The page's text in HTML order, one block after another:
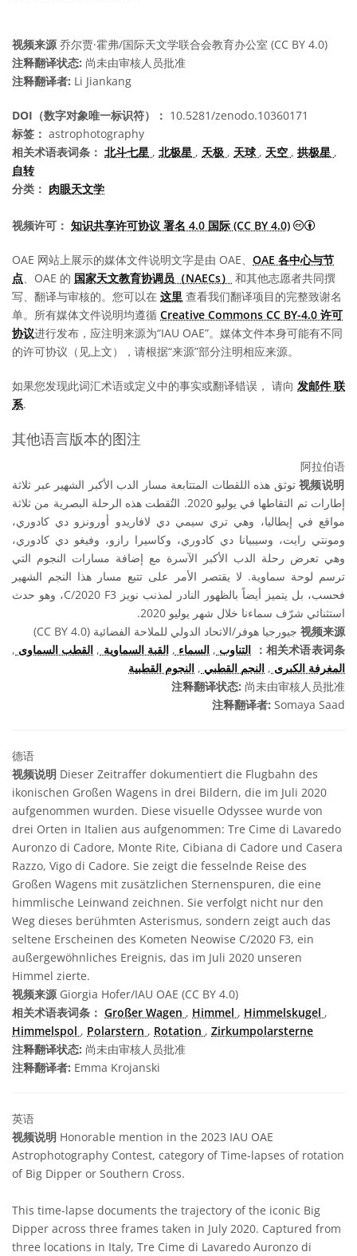
视频来源 乔尔贾·霍弗/国际天文学联合会教育办公室 (CC BY 4.0)
注释翻译状态: 尚未由审核人员批准
注释翻译者: Li Jiankang
DOI（数字对象唯一标识符）： 10.5281/zenodo.10360171
标签： astrophotography
相关术语表词条： 北斗七星 , 北极星 , 天极 , 天球 , 天空 , 拱极星 ,
自转
分类： 肉眼天文学
视频许可： 知识共享许可协议 署名 4.0 国际 (CC BY 4.0) 知识共
OAE 网站上展示的媒体文件说明文字是由 OAE、 OAE 各中心与节
点 、OAE 的 国家天文教育协调员（NAECs）
和其他志愿者共同撰
写、翻译与审核的。您可以在 这里 查看我们翻译项目的完整致谢名
单。所有媒体文件说明均遵循 Creative Commons CC BY-4.0 许可
协议进行发布，应注明来源为“IAU OAE”。媒体文件本身可能有不同
的许可协议（见上文），请根据“来源”部分注明相应来源。
如果您发现此词汇术语或定义中的事实或翻译错误， 请向 发邮件 联
系.
其他语言版本的图注
阿拉伯语
视频说明 توثق هذه اللقطات المتتابعة مسار الدب الأكبر الشهير عبر ثلاثة
إطارات تم التقاطها في يوليو 2020. التُقطت هذه الرحلة البصرية من ثلاثة
مواقع في إيطاليا، وهي تري سيمي دي لافاريدو أورونزو دي كادوري،
ومونتي رايت، وسيبيانا دي كادوري، وكاسيرا رازو، وفيغو دي كادوري،
وهي تعرض رحلة الدب الأكبر الآسرة مع إضافة مسارات النجوم التي
ترسم لوحة سماوية. لا يقتصر الأمر على تتبع مسار هذا النجم الشهير
فحسب، بل يتميز أيضاً بالظهور النادر لمذنب نويز C/2020 F3، وهو حدث
استثنائي شرّف سماءنا خلال شهر يوليو 2020.
视频来源 جيورجيا هوفر/الاتحاد الدولي للملاحة الفضائية (CC BY 4.0)
相关术语表词条：
التناوب , السماء ,القبة السماوية , القطب السماوى ,
المغرفة الكبرى , النجم القطبي , النجوم القطبية
注释翻译状态: 尚未由审核人员批准
注释翻译者: Somaya Saad
德语
视频说明 Dieser Zeitraffer dokumentiert die Flugbahn des
ikonischen Großen Wagens in drei Bildern, die im Juli 2020
aufgenommen wurden. Diese visuelle Odyssee wurde von
drei Orten in Italien aus aufgenommen: Tre Cime di Lavaredo
Auronzo di Cadore, Monte Rite, Cibiana di Cadore und Casera
Razzo, Vigo di Cadore. Sie zeigt die fesselnde Reise des
Großen Wagens mit zusätzlichen Sternenspuren, die eine
himmlische Leinwand zeichnen. Sie verfolgt nicht nur den
Weg dieses berühmten Asterismus, sondern zeigt auch das
seltene Erscheinen des Kometen Neowise C/2020 F3, ein
außergewöhnliches Ereignis, das im Juli 2020 unseren
Himmel zierte.
视频来源 Giorgia Hofer/IAU OAE (CC BY 4.0)
相关术语表词条： Großer Wagen , Himmel , Himmelskugel ,
Himmelspol , Polarstern , Rotation , Zirkumpolarsterne
注释翻译状态: 尚未由审核人员批准
注释翻译者: Emma Krojanski
英语
视频说明 Honorable mention in the 2023 IAU OAE
Astrophotography Contest, category of Time-lapses of rotation
of Big Dipper or Southern Cross.
This time-lapse documents the trajectory of the iconic Big
Dipper across three frames taken in July 2020. Captured from
three locations in Italy, Tre Cime di Lavaredo Auronzo di